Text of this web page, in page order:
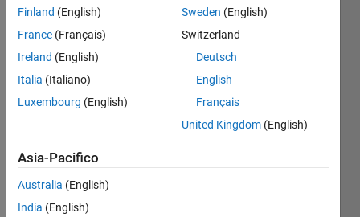
This
simulation
is usefull
understand
the Single
rectifier
and it is
also used
full to find
Finland (English)
France (Français)
Ireland (English)
Italia (Italiano)
Luxembourg (English)
Sweden (English)
Switzerland
Deutsch
English
Français
United Kingdom (English)
Asia-Pacifico
Australia (English)
India (English)